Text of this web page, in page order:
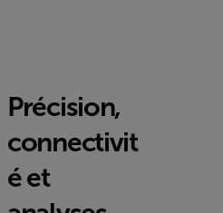
Précision,
connectivit
é et